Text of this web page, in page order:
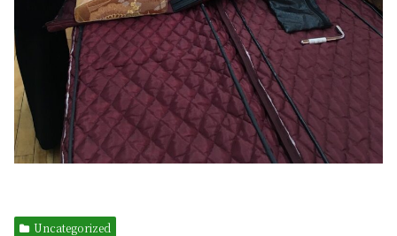
Uncategorized